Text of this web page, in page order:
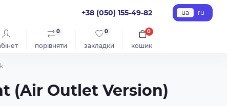
+38 (050) 155-49-82 ua ru
порівняти
0
закладки
0
кошик
0
(Air Outlet Version)